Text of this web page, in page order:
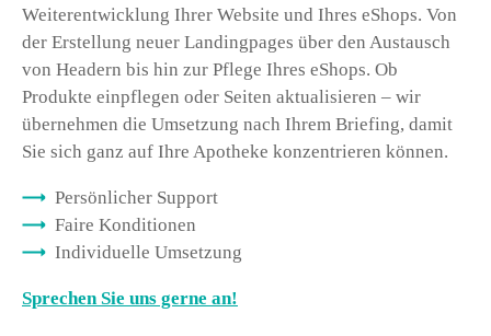
Weiterentwicklung Ihrer Website und Ihres eShops. Von
der Erstellung neuer Landingpages über den Austausch
von Headern bis hin zur Pflege Ihres eShops. Ob
Produkte einpflegen oder Seiten aktualisieren – wir
übernehmen die Umsetzung nach Ihrem Briefing, damit
Sie sich ganz auf Ihre Apotheke konzentrieren können.
Persönlicher Support
Faire Konditionen
Individuelle Umsetzung
Sprechen Sie uns gerne an!